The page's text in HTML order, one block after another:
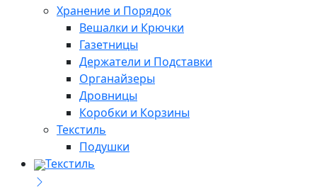
Хранение и Порядок
Вешалки и Крючки
Газетницы
Держатели и Подставки
Органайзеры
Дровницы
Коробки и Корзины
Текстиль
Подушки
Текстиль